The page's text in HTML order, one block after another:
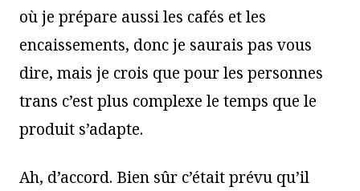
où je prépare aussi les cafés et les
encaissements, donc je saurais pas vous
dire, mais je crois que pour les personnes
trans c’est plus complexe le temps que le
produit s’adapte.
Ah, d’accord. Bien sûr c’était prévu qu’il